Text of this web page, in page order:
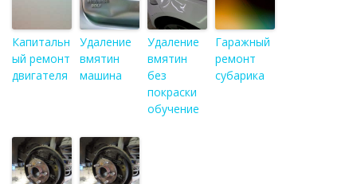
Капитальн
ый ремонт
двигателя
Удаление
вмятин
машина
Удаление
вмятин
без
покраски
обучение
Гаражный
ремонт
субарика